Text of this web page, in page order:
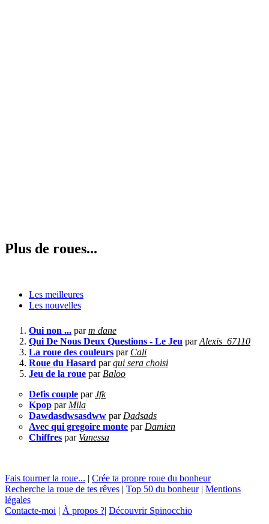
Plus de roues...
Les meilleures
Les nouvelles
Oui non ... parm dane
Qui De Nous Deux Questions - Le Jeu parAlexis_67110
La roue des couleurs par Cali
Roue du Hasard parqui sera choisi
Jeu de la roue par Baloo
Defis couple parJfk
Kpop par Mila
Dawdasdwsasdww par Dadsads
Avec qui gregoire monte par Damien
Chiffres par Vanessa
Fais tourner la roue... | Crée ta propre roue du bonheur
Recherche la roue de tes rêves | Top 50 du bonheur| Mentions
légales
Contacte-moi | À propos ?| Découvrir Spinocchio